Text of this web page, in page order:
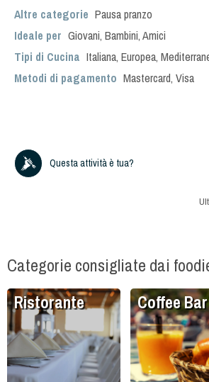
Altre categorie Pausa pranzo
Ideale per Giovani, Bambini,Amici
Tipi di Cucina Italiana, Europea,
Metodi di pagamento Mastercard, Visa
Questa attività è tua?
Categorie consigliate dai
Ristorante Coffee Bar